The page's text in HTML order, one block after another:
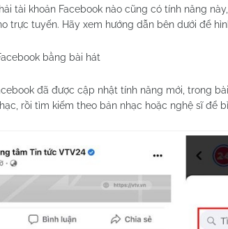
tài khoản Facebook nào cũng có tính năng
trực tuyến. Hãy xem hướng dẫn bên dưới để
bằng bài hát
đã được cập nhật tính năng mới, trong
rồi tìm kiếm theo bản nhạc hoặc nghệ sĩ để